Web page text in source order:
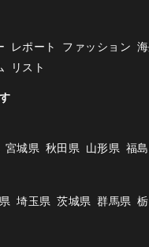
レポート ファッション
リスト
宮城県 秋田県 山形県 福
埼玉県 茨城県 群馬県